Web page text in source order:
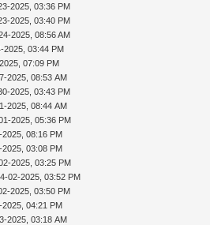
2025, 03:36 PM
2025, 03:40 PM
2025, 08:56 AM
2025, 03:44 PM
07:09 PM
2025, 08:53 AM
2025, 03:43 PM
2025, 08:44 AM
2025, 05:36 PM
08:16 PM
03:08 PM
2025, 03:25 PM
02-2025, 03:52 PM
2025, 03:50 PM
04:21 PM
2025, 03:18 AM